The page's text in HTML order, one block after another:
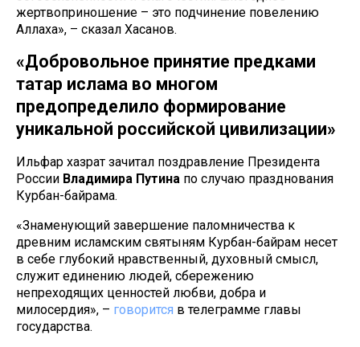
жертвоприношение – это подчинение повелению
Аллаха», – сказал Хасанов.
«Добровольное принятие предками
татар ислама во многом
предопределило формирование
уникальной российской цивилизации»
Ильфар хазрат зачитал поздравление Президента
России Владимира Путина по случаю празднования
Курбан-байрама.
«Знаменующий завершение паломничества к
древним исламским святыням Курбан-байрам несет
в себе глубокий нравственный, духовный смысл,
служит единению людей, сбережению
непреходящих ценностей любви, добра и
милосердия», – говорится в телеграмме главы
государства.